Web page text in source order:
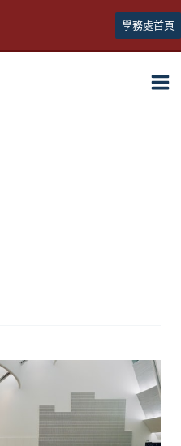
學務處首頁